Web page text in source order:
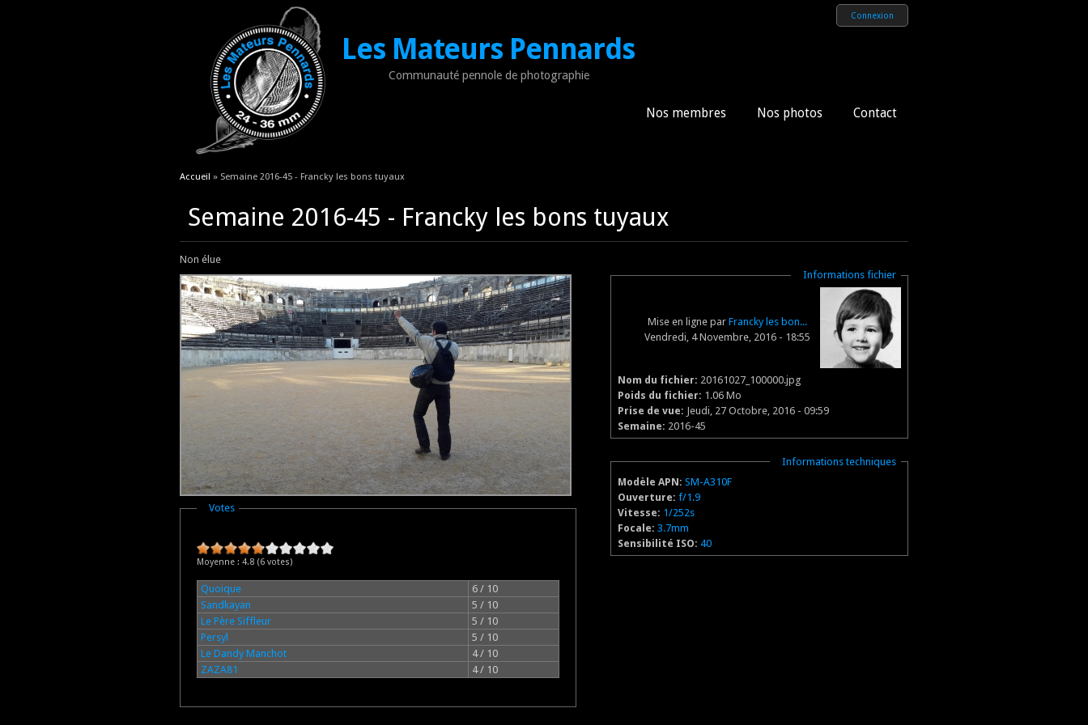
Les Mateurs Pennards
Communauté pennole de photographie
Connexion
Nos membres Nos photos Contact
Vous êtes ici
Accueil » Semaine 2016-45 - Francky les bons tuyaux
Semaine 2016-45 - Francky les bons tuyaux
Non élue
Masquer
Votes
Moyenne : 4.8 (6votes)
Quoique
6 / 10
Sandkayan
5 / 10
Le Père Siffleur
5 / 10
Persyl
5 / 10
Le Dandy Manchot
4 / 10
ZAZA81
4 / 10
Masquer
Informations fichier
Mise en ligne par Francky les bon...
Vendredi, 4 Novembre, 2016 - 18:55
Nom du fichier: 20161027_100000.jpg
Poids du fichier: 1.06 Mo
Prise de vue: Jeudi, 27 Octobre, 2016 - 09:59
Semaine: 2016-45
Masquer
Informations techniques
Modèle APN: SM-A310F
Ouverture: f/1.9
Vitesse: 1/252s
Focale: 3.7mm
Sensibilité ISO: 40